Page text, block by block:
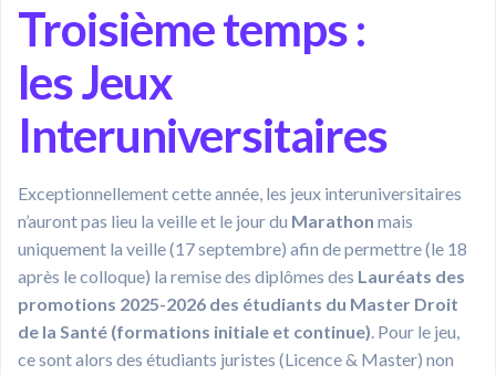
Troisième temps :
lesJeux
Interuniversitaires
Exceptionnellement cette année, les jeux interuniversitaires
n’auront pas lieu la veille et le jour du Marathon mais
uniquement la veille (17 septembre) afin de permettre (le 18
après le colloque) la remise des diplômes des Lauréats des
promotions 2025-2026 des étudiants du Master Droit
de la Santé (formations initiale et continue). Pour le jeu,
ce sont alors des étudiants juristes (Licence & Master) non